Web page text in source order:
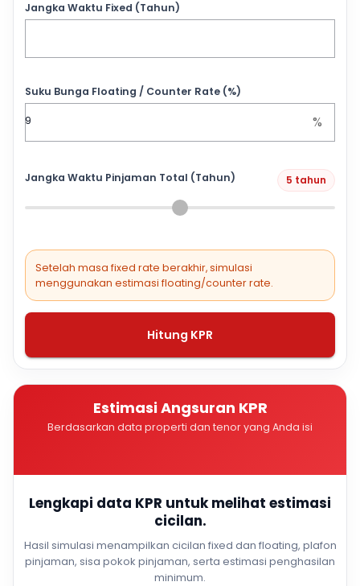
Jangka Waktu Fixed (Tahun)
Suku Bunga Floating / Counter Rate (%)
%
Jangka Waktu Pinjaman Total (Tahun) 5 tahun
Setelah masa fixed rate berakhir, simulasi
menggunakan estimasi floating/counter rate.
Hitung KPR
Estimasi Angsuran KPR
Berdasarkan data properti dan tenor yang Anda isi
Lengkapi data KPR untuk melihat estimasi
cicilan.
Hasil simulasi menampilkan cicilan fixed dan floating, plafon
pinjaman, sisa pokok pinjaman, serta estimasi penghasilan
minimum.